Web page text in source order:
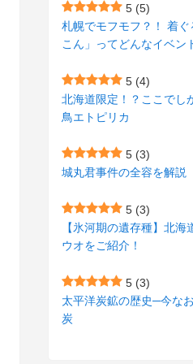
(10)
(9)
(11)
(3)
(15)
(157)
(52)
(3)
(8)
(5)
(4)
(1)
(10)
(2)
(1)
(2)
(3)
(3)
(2)
(1)
5 (5)
札幌でモフモフ？！ 着
こん」ってどんなイベン
5 (4)
北海道限定！？ここでし
鳥エトピリカ
5 (3)
城丸君事件の全容を解説
5 (3)
【氷河期の遺存種】北海
ウオをご紹介！
5 (3)
太平洋炭鉱の歴史─今な
炭